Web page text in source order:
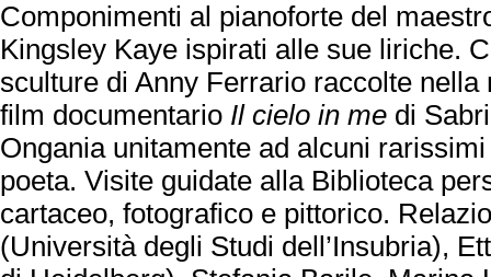
Componimenti al pianoforte del
Kingsley Kaye ispirati alle sue liriche.
sculture di Anny Ferrario raccolte
film documentario Il cielo in me di
Ongania unitamente ad alcuni
poeta. Visite guidate alla Biblioteca
cartaceo, fotografico e pittorico.
(Università degli Studi dell’Insubria),